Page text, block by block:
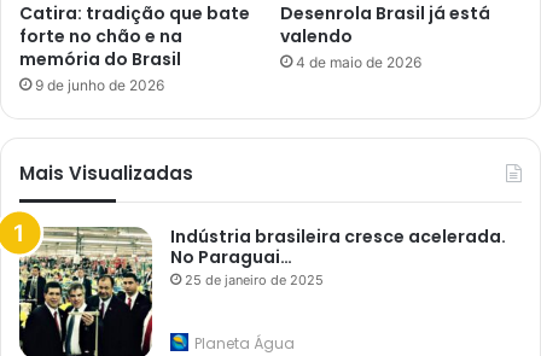
Catira: tradição que bate
forte no chão e na
memória do Brasil
9 de junho de 2026
Desenrola Brasil já está
valendo
4 de maio de 2026
Mais Visualizadas
Indústria brasileira cresce acelerada.
No Paraguai…
25 de janeiro de 2025
Planeta Água